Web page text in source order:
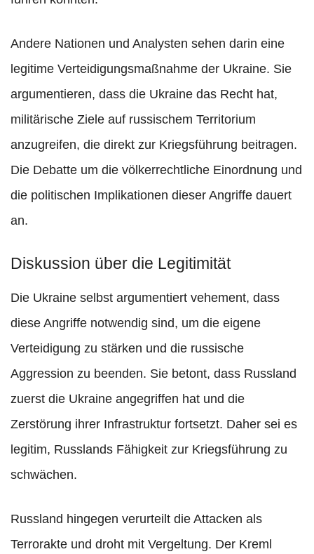
Andere Nationen und Analysten sehen darin eine
legitime Verteidigungsmaßnahme der Ukraine. Sie
argumentieren, dass die Ukraine das Recht hat,
militärische Ziele auf russischem Territorium
anzugreifen, die direkt zur Kriegsführung beitragen.
Die Debatte um die völkerrechtliche Einordnung und
die politischen Implikationen dieser Angriffe dauert
an.
Diskussion über die Legitimität
Die Ukraine selbst argumentiert vehement, dass
diese Angriffe notwendig sind, um die eigene
Verteidigung zu stärken und die russische
Aggression zu beenden. Sie betont, dass Russland
zuerst die Ukraine angegriffen hat und die
Zerstörung ihrer Infrastruktur fortsetzt. Daher sei es
legitim, Russlands Fähigkeit zur Kriegsführung zu
schwächen.
Russland hingegen verurteilt die Attacken als
Terrorakte und droht mit Vergeltung. Der Kreml